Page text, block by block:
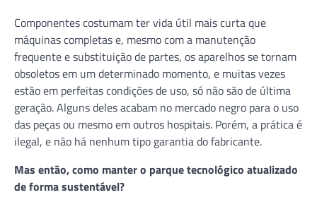
Componentes costumam ter vida útil mais curta que
máquinas completas e, mesmo com a manutenção
frequente e substituição de partes, os aparelhos se tornam
obsoletos em um determinado momento, e muitas vezes
estão em perfeitas condições de uso, só não são de última
geração. Alguns deles acabam no mercado negro para o uso
das peças ou mesmo em outros hospitais. Porém, a prática é
ilegal, e não há nenhum tipo garantia do fabricante.
Mas então, como manter o parque tecnológico atualizado
de forma sustentável?